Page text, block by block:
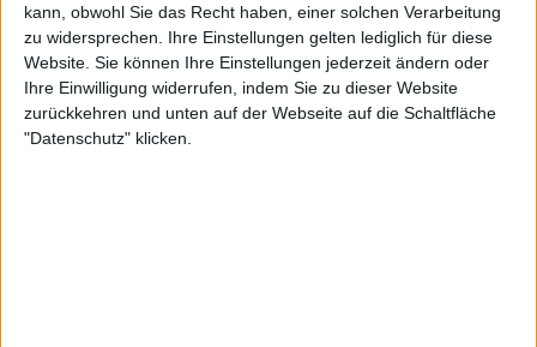
kann, obwohl Sie das Recht haben, einer solchen Verarbeitung
zu widersprechen. Ihre Einstellungen gelten lediglich für diese
Website. Sie können Ihre Einstellungen jederzeit ändern oder
Ihre Einwilligung widerrufen, indem Sie zu dieser Website
zurückkehren und unten auf der Webseite auf die Schaltfläche
"Datenschutz" klicken.
dem sie betonte, sie sei weiterhin „hungrig, noch
mehr zu erreichen und noch härter zu arbeiten“.
Verlieren lernen, kämpfen lernen:
die Magie von Miami